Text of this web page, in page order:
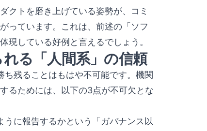
クトを磨き上げている姿勢が、コミ
っています。これは、前述の「ソフ
現している好例と言えるでしょう。
る「人間系」の信頼
残ることはもはや不可能です。機関
るためには、以下の3点が不可欠とな
に報告するかという「ガバナンス以